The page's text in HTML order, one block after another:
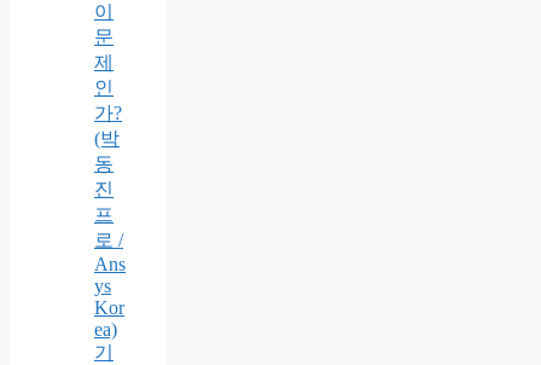
이
문
제
인
가?
(박
동
진
프
로 /
Ans
ys
Kor
ea)
기